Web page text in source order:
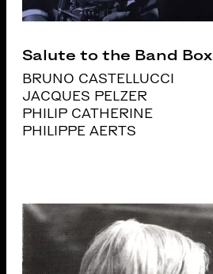
Salute to the Band Box
BRUNO CASTELLUCCI
JACQUES PELZER
PHILIP CATHERINE
PHILIPPE AERTS